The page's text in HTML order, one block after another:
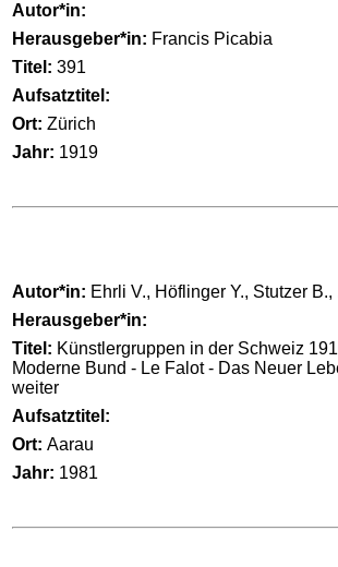
Autor*in:
Herausgeber*in: Francis Picabia
Titel: 391
Aufsatztitel:
Ort: Zürich
Jahr: 1919
Autor*in: Ehrli V., Höflinger Y., Stutzer B.,
Herausgeber*in:
Titel: Künstlergruppen in der Schweiz
Moderne Bund - Le Falot - Das Neuer
weiter
Aufsatztitel:
Ort: Aarau
Jahr: 1981